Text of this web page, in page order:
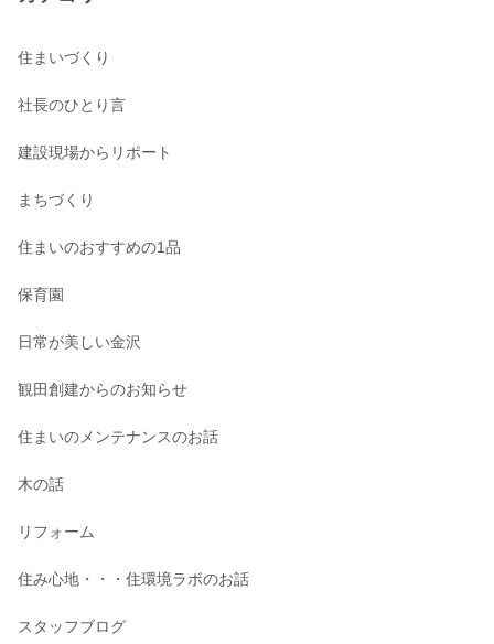
住まいづくり
社長のひとり言
建設現場からリポート
まちづくり
住まいのおすすめの1品
保育園
日常が美しい金沢
観田創建からのお知らせ
住まいのメンテナンスのお話
木の話
リフォーム
住み心地・・・住環境ラボのお話
スタッフブログ